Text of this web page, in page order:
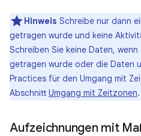
Hinweis Schreibe nur dann
getragen wurde und keine
Schreiben Sie keine Daten,
getragen wurde oder die Daten
Practices für den Umgang mit
Abschnitt Umgang mit Zeitzonen.
Aufzeichnungen mit